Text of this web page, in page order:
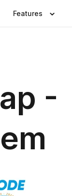
Features
-